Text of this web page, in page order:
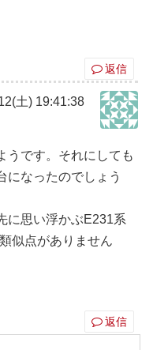
返信
土) 19:41:38
うです。それにしても
になったのでしょう
に思い浮かぶE231系
似点がありません
返信